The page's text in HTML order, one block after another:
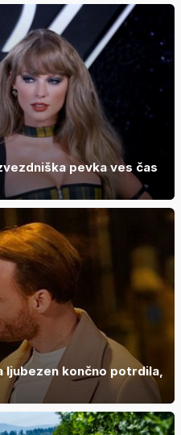
pevka ves čas
ljubezen končno potrdila,